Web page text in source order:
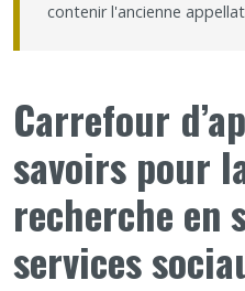
contenir l'ancienne
Carrefour
savoirs pour
recherche en
services